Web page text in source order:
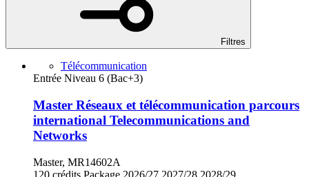
Filtres
Télécommunication
Entrée Niveau 6 (Bac+3)
Master Réseaux et télécommunication parcours
international Telecommunications and
Networks
Master, MR14602A
120 crédits Package 2026/27 2027/28 2028/29